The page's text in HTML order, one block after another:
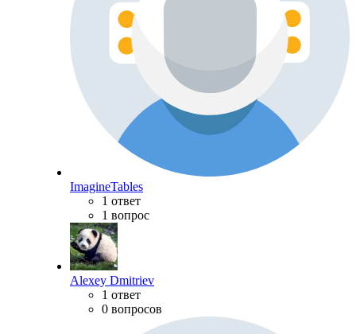
ImagineTables
1 ответ
1 вопрос
Alexey Dmitriev
1 ответ
0 вопросов